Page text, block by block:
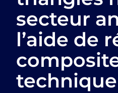
secteur
l’aide de